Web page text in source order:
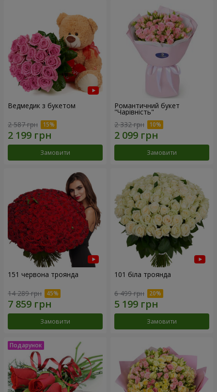
Ведмедик з букетом
2 587 грн
Замовити
Романтичний букет
"Чарівність"
2 332 грн
Замовити
151 червона троянда
14 289 грн
Замовити
101 біла троянда
6 499 грн
Замовити